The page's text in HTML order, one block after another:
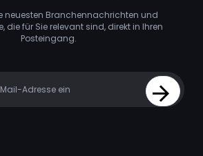
neuesten Branchennachrichten und
die für Sie relevant sind, direkt in Ihren
Posteingang.
Sign Up